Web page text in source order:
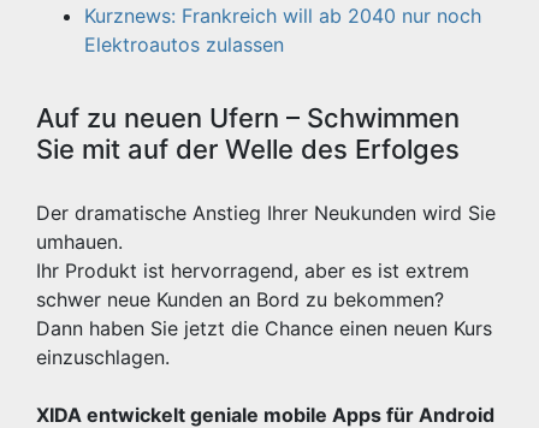
Kurznews: Frankreich will ab 2040 nur noch
Elektroautos zulassen
Auf zu neuen Ufern – Schwimmen
Sie mit auf der Welle des Erfolges
Der dramatische Anstieg Ihrer Neukunden wird Sie
umhauen.
Ihr Produkt ist hervorragend, aber es ist extrem
schwer neue Kunden an Bord zu bekommen?
Dann haben Sie jetzt die Chance einen neuen Kurs
einzuschlagen.
XIDA entwickelt geniale mobile Apps für Android